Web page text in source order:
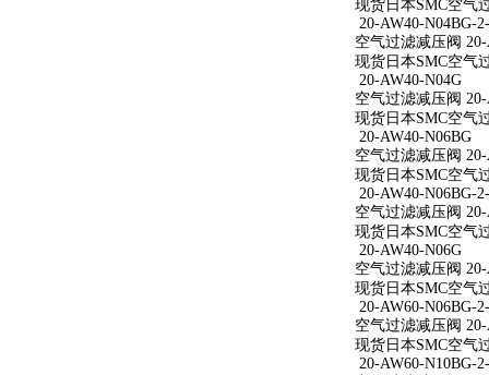
现货日本SMC空气
20-AW40-N04BG-
空气过滤减压阀
现货日本SMC空气
20-AW40-N04G
空气过滤减压阀
现货日本SMC空气
20-AW40-N06BG
空气过滤减压阀
现货日本SMC空气
20-AW40-N06BG-
空气过滤减压阀
现货日本SMC空气
20-AW40-N06G
空气过滤减压阀
现货日本SMC空气
20-AW60-N06BG-
空气过滤减压阀
现货日本SMC空气
20-AW60-N10BG-